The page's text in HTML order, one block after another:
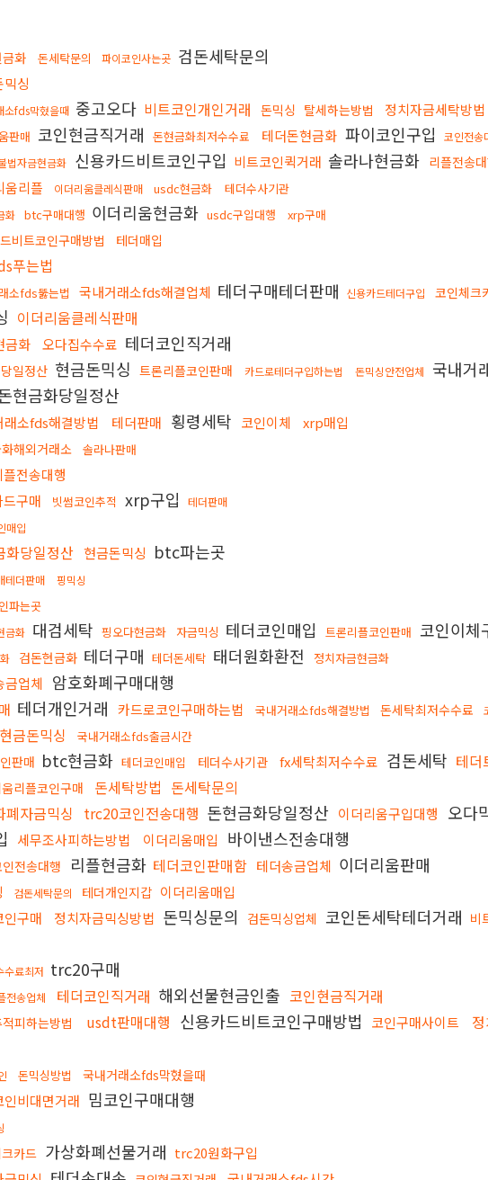
화 돈세탁문의 파이코인사는곳 검돈세탁문의
믹싱
소fds막혔을때 중고오다 비트코인개인거래 돈믹싱 탈세하는방법 정치자금세탁방법
판매 코인현금직거래 돈현금화최저수수료 테더돈현금화 파이코인구입 코인전송
법자금현금화 신용카드비트코인구입 비트코인퀵거래 솔라나현금화 리플전송
움리플 이더리움클레식판매 usdc현금화 테더수사기관
화 btc구매대행 이더리움현금화 usdc구입대행 xrp구매
비트코인구매방법 테더매입
푸는법
소fds뚫는법 국내거래소fds해결업체 테더구매테더판매 신용카드테더구입 코인체크
이더리움클레식판매
금화 오다집수수료 테더코인직거래
일정산 현금돈믹싱 트론리플코인판매 카드로테더구입하는법 돈믹싱안전업체 국내거
현금화당일정산
래소fds해결방법 테더판매 횡령세탁 코인이체 xrp매입
해외거래소 솔라나판매
전송대행
구매
빗썸코인추적 xrp구입
테더판매
매입
화당일정산 현금돈믹싱 btc파는곳
테더판매 핑믹싱
파는곳
금화 대검세탁 핑오다현금화 자금믹싱 테더코인매입 트론리플코인판매 코인이체
검돈현금화 테더구매 테더돈세탁 태더원화환전 정치자금현금화
금업체 암호화폐구매대행
테더개인거래 카드로코인구매하는법 국내거래소fds해결방법 돈세탁최저수수료
현금돈믹싱 국내거래소fds출금시간
판매 btc현금화 테더코인매입 테더수사기관 fx세탁최저수수료 검돈세탁 테더
리플코인구매 돈세탁방법 돈세탁문의
폐자금믹싱 trc20코인전송대행 돈현금화당일정산 이더리움구입대행 오다
세무조사피하는방법 이더리움매입 바이낸스전송대행
전송대행 리플현금화 테더코인판매함 테더송금업체 이더리움판매
검돈세탁문의 테더개인지갑 이더리움매입
인구매
정치자금믹싱방법 돈믹싱문의 검돈믹싱업체 코인돈세탁테더거래 비
수료최저 trc20구매
전송업체 테더코인직거래 해외선물현금인출 코인현금직거래
피하는방법 usdt판매대행 신용카드비트코인구매방법 코인구매사이트
돈믹싱방법 국내거래소fds막혔을때
인비대면거래 밈코인구매대행
카드 가상화폐선물거래 trc20원화구입